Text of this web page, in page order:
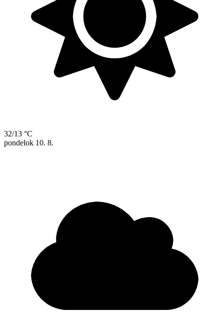
32/13 °C
pondelok 10. 8.